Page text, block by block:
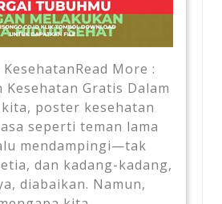
More :
Kesehatan Gratis Dalam
poster kesehatan
seperti teman lama
mendampingi—tak
dan kadang-kadang,
diabaikan. Namun,